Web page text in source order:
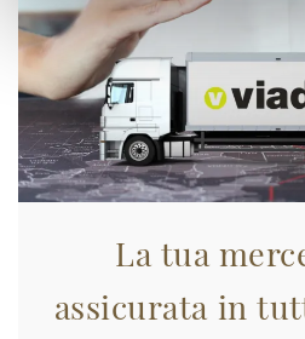
La tua
assicurata in